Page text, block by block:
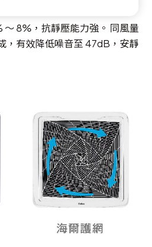
以7 . 1 K W 為例)
8%，抗靜壓能力強。 同風量
，有效降低噪音至 47dB，安靜